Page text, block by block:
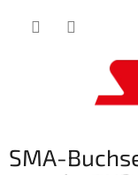
SMA-